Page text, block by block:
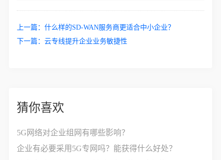
上一篇：什么样的SD-WAN服务商更适合中小企业？
下一篇：云专线提升企业业务敏捷性
猜你喜欢
5G网络对企业组网有哪些影响？
企业有必要采用5G专网吗？能获得什么好处？